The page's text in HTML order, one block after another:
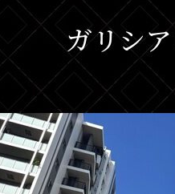
ガリシ